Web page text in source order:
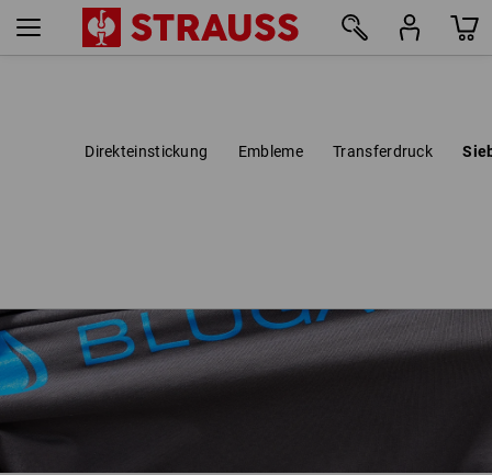
Direkteinstickung Embleme Transferdruck